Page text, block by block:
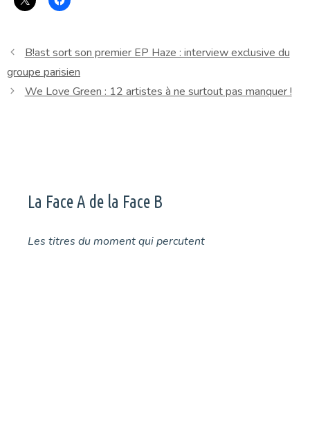
B!ast sort son premier EP Haze : interview exclusive du
groupe parisien
We Love Green : 12 artistes à ne surtout pas manquer !
La Face A de la Face B
Les titres du moment qui percutent